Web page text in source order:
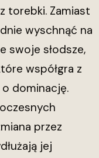
torebki. Zamiast
wyschnąć na
swoje słodsze,
współgra z
o dominację.
przez
jej